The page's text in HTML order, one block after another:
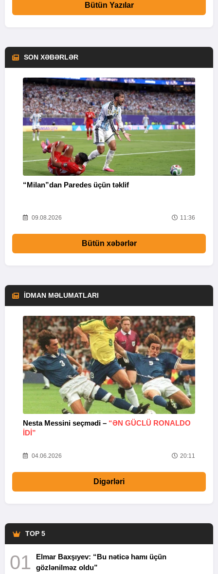
Bütün Yazılar
SON XƏBƏRLƏR
“Milan”dan Paredes üçün təklif
09.08.2026 11:36
Bütün xəbərlər
İDMAN MƏLUMATLARI
Nesta Messini seçmədi – “ƏN GÜCLÜ RONALDO
IDI”
04.06.2026 20:11
Digərləri
TOP 5
01
Elmar Baxşıyev: “Bu nəticə hamı üçün
gözlənilməz oldu”